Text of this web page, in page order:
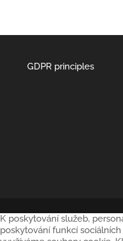
GDPR principles
K poskytování služeb,
poskytování funkcí